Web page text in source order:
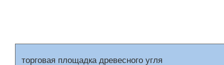
торговая площадка древесного угля